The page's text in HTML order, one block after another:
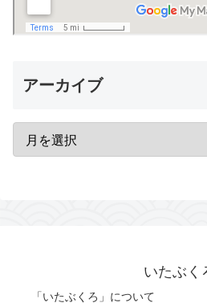
アーカイブ
いたぶく
「いたぶくろ」について